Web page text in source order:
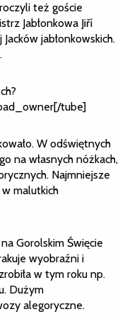
też goście
Jabłonkowa Jiří
jabłonkowskich.
tube]
W odświętnych
na własnych nóżkach,
Najmniejsze
malutkich
Gorolskim Święcie
wyobraźni i
w tym roku np.
Dużym
alegoryczne.